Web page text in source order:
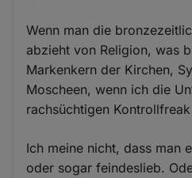
Wenn man die
abzieht von Religion, was
Markenkern der Kirchen,
Moscheen, wenn ich die
rachsüchtigen
Ich meine nicht, dass man
oder sogar feindeslieb.